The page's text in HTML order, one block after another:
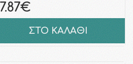
7.87€
ΣΤΟ ΚΑΛΑΘΙ